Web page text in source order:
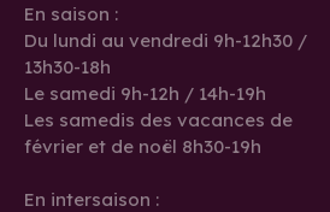
En saison :
Du lundi au vendredi 9h-12h30 /
13h30-18h
Le samedi 9h-12h / 14h-19h
Les samedis des vacances de
février et de noël 8h30-19h
En intersaison :